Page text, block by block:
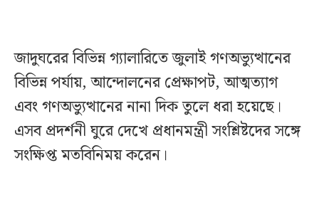
জাদুঘরের বিভিন্ন গ্যালারিতে জুলাই গণঅভ্যুত্থানের
বিভিন্ন পর্যায়, আন্দোলনের প্রেক্ষাপট, আত্মত্যাগ
এবং গণঅভ্যুত্থানের নানা দিক তুলে ধরা হয়েছে।
এসব প্রদর্শনী ঘুরে দেখে প্রধানমন্ত্রী সংশ্লিষ্টদের সঙ্গে
সংক্ষিপ্ত মতবিনিময় করেন।